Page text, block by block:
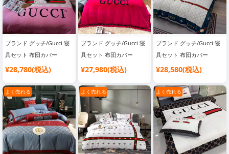
ブランド グッチ/Gucci 寝
具セット 布団カバー
¥28,780(税込)
ブランド グッチ/Gucci 寝
具セット 布団カバー
¥27,980(税込)
ブランド グッチ/Gucci 寝
具セット 布団カバー
¥28,580(税込)
よく売れる よく売れる よく売れる